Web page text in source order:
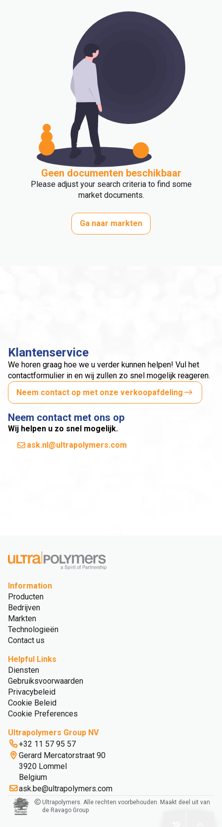
Geen documenten beschikbaar
Please adjust your search criteria to find some
market documents.
Ga naar markten
Klantenservice
We horen graag hoe we u verder kunnen helpen! Vul het
contactformulier in en wij zullen zo snel mogelijk reageren.
Neem contact op met onze verkoopafdeling
Neem contact met ons op
Wij helpen u zo snel mogelijk.
ask.nl@ultrapolymers.com
Information
Producten
Bedrijven
Markten
Technologieën
Contact us
Helpful Links
Diensten
Gebruiksvoorwaarden
Privacybeleid
Cookie Beleid
Cookie Preferences
Ultrapolymers Group NV
+32 11 57 95 57
Gerard Mercatorstraat 90
3920 Lommel
Belgium
ask.be@ultrapolymers.com
Ultrapolymers. Alle rechten voorbehouden. Maakt deel uit van
de Ravago Group